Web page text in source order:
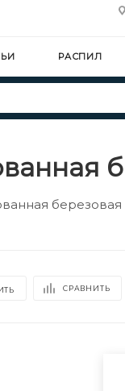
РАСПИЛ
березовая
СРАВНИТЬ